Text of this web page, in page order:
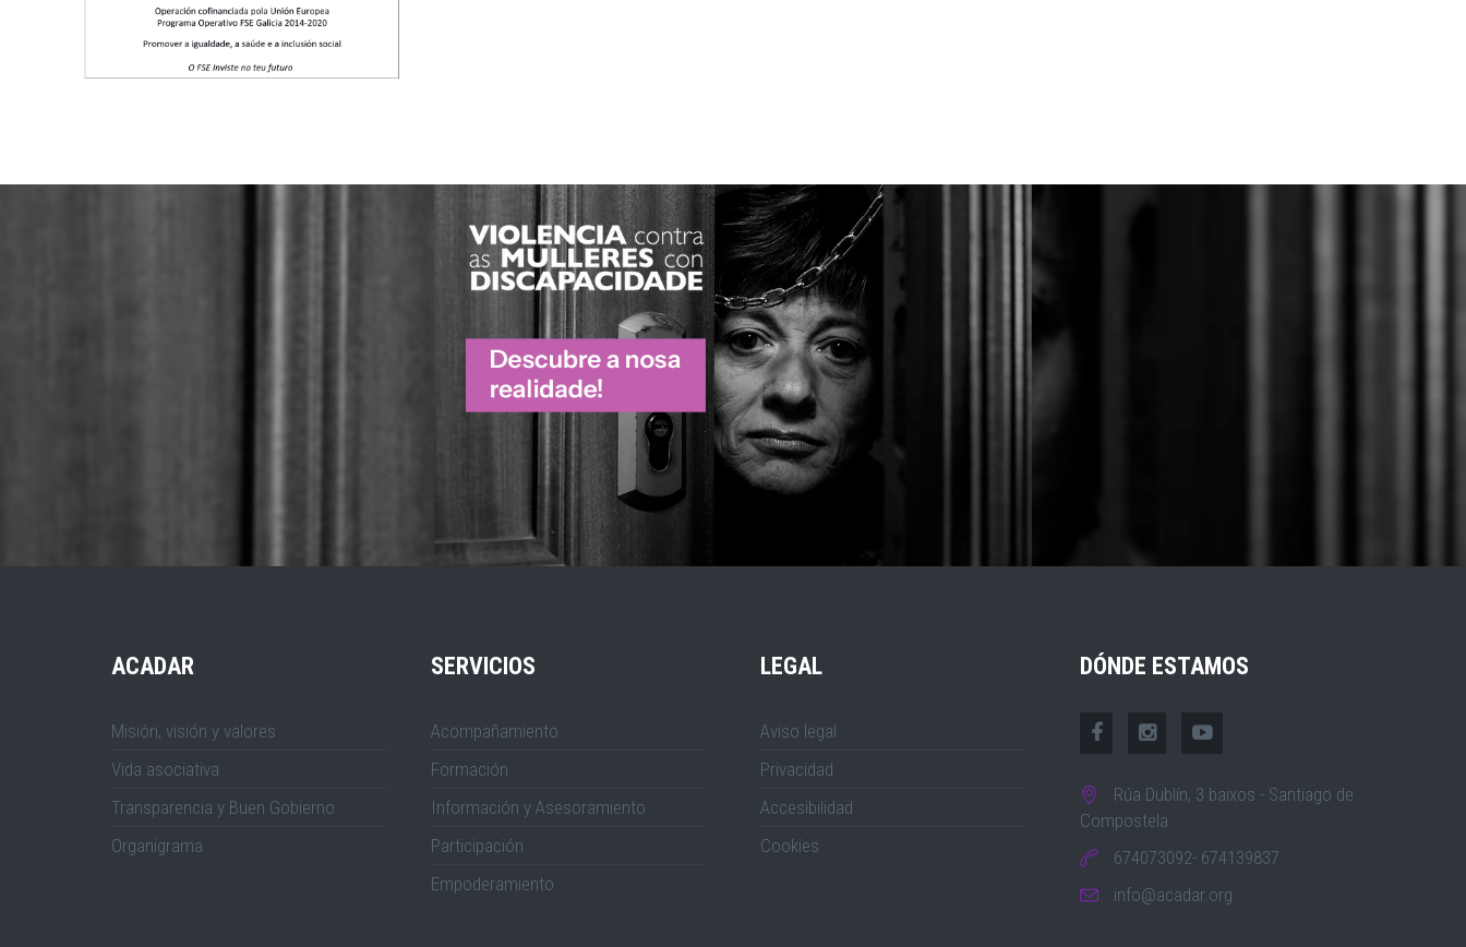
ACADAR
Misión, visión y valores
Vida asociativa
Transparencia y Buen Gobierno
Organigrama
SERVICIOS
Acompañamiento
Formación
Información y Asesoramiento
Participación
Empoderamiento
LEGAL
Aviso legal
Privacidad
Accesibilidad
Cookies
DÓNDE ESTAMOS
Rúa Dublín, 3 baixos - Santiago de
Compostela
674073092- 674139837
info@acadar.org